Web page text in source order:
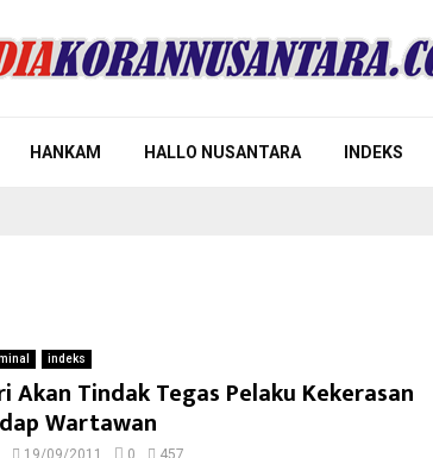
HANKAM HALLO NUSANTARA INDEKS
indeks
Akan Tindak Tegas Pelaku Kekerasan
Wartawan
19/09/2011 0 457